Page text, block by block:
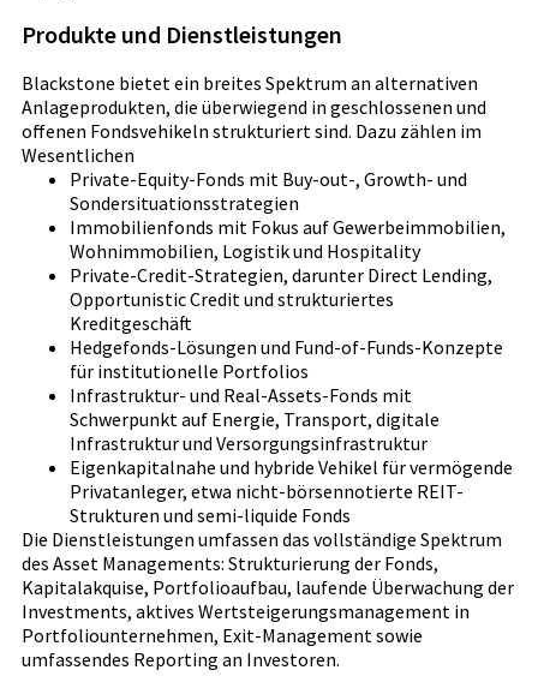
Produkte und Dienstleistungen
Blackstone bietet ein breites Spektrum an alternativen
Anlageprodukten, die überwiegend in geschlossenen und
offenen Fondsvehikeln strukturiert sind. Dazu zählen im
Wesentlichen
Private-Equity-Fonds mit Buy-out-, Growth- und
Sondersituationsstrategien
Immobilienfonds mit Fokus auf Gewerbeimmobilien,
Wohnimmobilien, Logistik und Hospitality
Private-Credit-Strategien, darunter Direct Lending,
Opportunistic Credit und strukturiertes
Kreditgeschäft
Hedgefonds-Lösungen und Fund-of-Funds-Konzepte
für institutionelle Portfolios
Infrastruktur- und Real-Assets-Fonds mit
Schwerpunkt auf Energie, Transport, digitale
Infrastruktur und Versorgungsinfrastruktur
Eigenkapitalnahe und hybride Vehikel für vermögende
Privatanleger, etwa nicht-börsennotierte REIT-
Strukturen und semi-liquide Fonds
Die Dienstleistungen umfassen das vollständige Spektrum
des Asset Managements: Strukturierung der Fonds,
Kapitalakquise, Portfolioaufbau, laufende Überwachung der
Investments, aktives Wertsteigerungsmanagement in
Portfoliounternehmen, Exit-Management sowie
umfassendes Reporting an Investoren.